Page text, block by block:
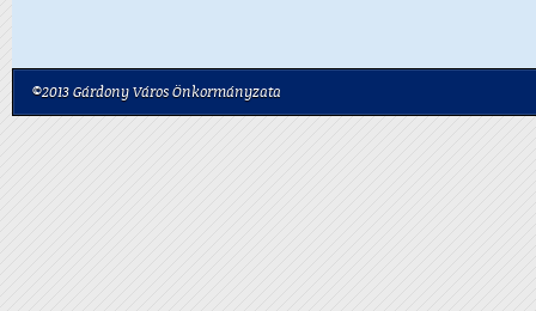
©2013 Gárdony Város Önkormányzata